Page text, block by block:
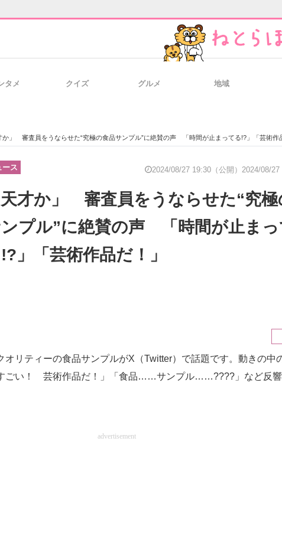
ト
企業向けIT製品の総合サイト IT製品の技術・比較・事例
タメ クイズ グルメ 地域
か」 審査員をうならせた“究極の食品サンプル”に絶賛の声 「時間が止まってる!?」「芸術作
ース 2024/08/27 19:30（公開） 2024/08/27
天才か」 審査員をうならせた“究極
プル”に絶賛の声 「時間が止まっ
」「芸術作品だ！」
リティーの食品サンプルがX（Twitter）で話題です。動きの中
ごい！ 芸術作品だ！」「食品……サンプル……????」など反
advertisement